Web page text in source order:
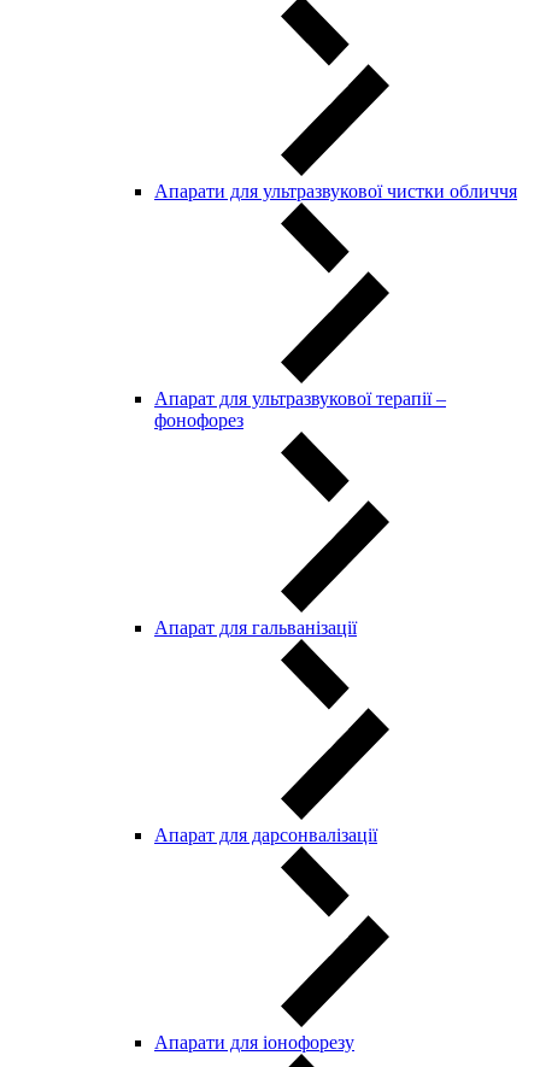
Апарати для ультразвукової чистки обличчя
Апарат для ультразвукової терапії –
фонофорез
Апарат для гальванізації
Апарат для дарсонвалізації
Апарати для іонофорезу